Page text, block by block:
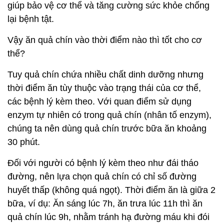
giúp bảo vệ cơ thể và tăng cường sức khỏe chống
lại bệnh tật.
Vậy ăn quả chín vào thời điểm nào thì tốt cho cơ
thể?
Tuy quả chín chứa nhiều chất dinh dưỡng nhưng
thời điểm ăn tùy thuộc vào trạng thái của cơ thể,
các bệnh lý kèm theo. Với quan điểm sử dụng
enzym tự nhiên có trong quả chín (nhân tố enzym),
chúng ta nên dùng quả chín trước bữa ăn khoảng
30 phút.
Đối với người có bệnh lý kèm theo như đái tháo
đường, nên lựa chọn quả chín có chỉ số đường
huyết thấp (không quá ngọt). Thời điểm ăn là giữa 2
bữa, ví dụ: Ăn sáng lúc 7h, ăn trưa lúc 11h thì ăn
quả chín lúc 9h, nhằm tránh hạ đường máu khi đói